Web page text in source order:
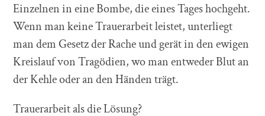
Einzelnen in eine Bombe, die eines Tages hochgeht.
Wenn man keine Trauerarbeit leistet, unterliegt
man dem Gesetz der Rache und gerät in den ewigen
Kreislauf von Tragödien, wo man entweder Blut an
der Kehle oder an den Händen trägt.
Trauerarbeit als die Lösung?